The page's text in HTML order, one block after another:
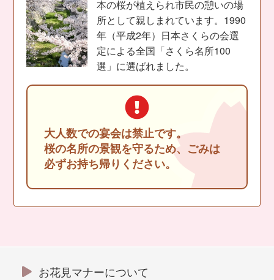
本の桜が植えられ市民の憩いの場
所として親しまれています。1990
年（平成2年）日本さくらの会選
定による全国「さくら名所100
選」に選ばれました。
大人数での宴会は禁止です。
桜の名所の景観を守るため、ごみは
必ずお持ち帰りください。
お花見マナーについて